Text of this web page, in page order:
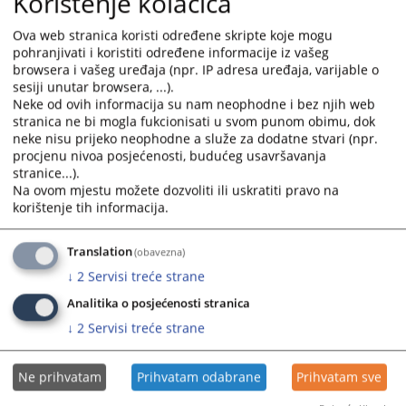
Zahtjev se podnosi na jednom od jezika koji su u službenoj upotrebi u
Fedreaciji Bosne i Hercegovine. Isti treba jasno precizirati, te navesti
naziv traženog dokumenta, datum njegovog nastanka, adresanta, ili
dati druge podatke koji omogućavaju Kantonalnom tužilaštvu Travnik
da što lakše pronađe dokumente koji sadrže tražene informacije.
Ako zahtjev nije podnesen na obrascu i u propisanoj formi i ne sadrži
podatke koji mogu identificirati traženu informaciju, službenik
Kantonalnog tužilaštva Travnik nadležan za informiranje će u roku od
osam dana od dana prijema zahtjeva, rješenjem obavijestiti podnosioca
zahtjeva da njegov zahtjev ne može biti obrađen.
Postupanje u situaciji kada Kantonalno tužilaštvo Travnik ne posjeduje
informaciju
U slu
čaju da Kantonalno tužilaštvo Travnik ne raspolaže informacijama
koje su tražene zahtjevom, kao i u slu
informaciji, Kantonalno tužilaštvo Travnikće u roku od osam dana po
prijemu zahtjeva isti proslijediti instituciji ili pravnoj osobi za koju
Kantonalno tužilaštvo Travnik obavještava podnosioca zahtjeva.
Rok za dobivanje informacija
Ova web stranica koristi određene skripte koje mogu
pohranjivati i koristiti određene informacije iz vašeg
browsera i vašeg uređaja (npr. IP adresa uređaja, varijable o
sesiji unutar browsera, ...).
Neke od ovih informacija su nam neophodne i bez njih web
stranica ne bi mogla fukcionisati u svom punom obimu, dok
neke nisu prijeko neophodne a služe za dodatne stvari (npr.
procjenu nivoa posjećenosti, budućeg usavršavanja
stranice...).
Na ovom mjestu možete dozvoliti ili uskratiti pravo na
korištenje tih informacija.
Translation(obavezna)
↓ 2 Servisi treće strane
Analitika o posjećenosti stranica
↓ 2 Servisi treće strane
Ne prihvatam Prihvatam odabrane Prihvatam sve